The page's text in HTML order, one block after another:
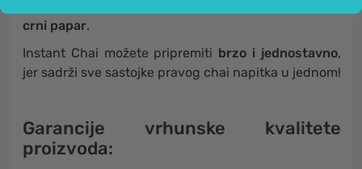
crni papar.
Instant Chai možete pripremiti brzo i jednostavno,
jer sadrži sve sastojke pravog chai napitka u jednom!
Garancije vrhunske kvalitete
proizvoda: